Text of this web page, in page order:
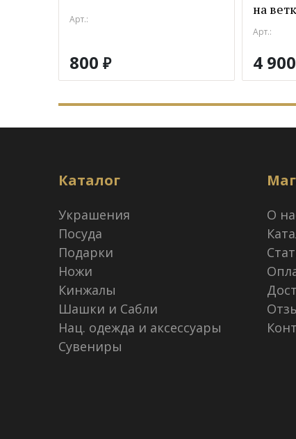
Арт.:
800 ₽
на
Арт.:
4 900
Каталог
Украшения
Посуда
Подарки
Ножи
Кинжалы
Шашки и Сабли
Нац. одежда и аксессуары
Сувениры
О